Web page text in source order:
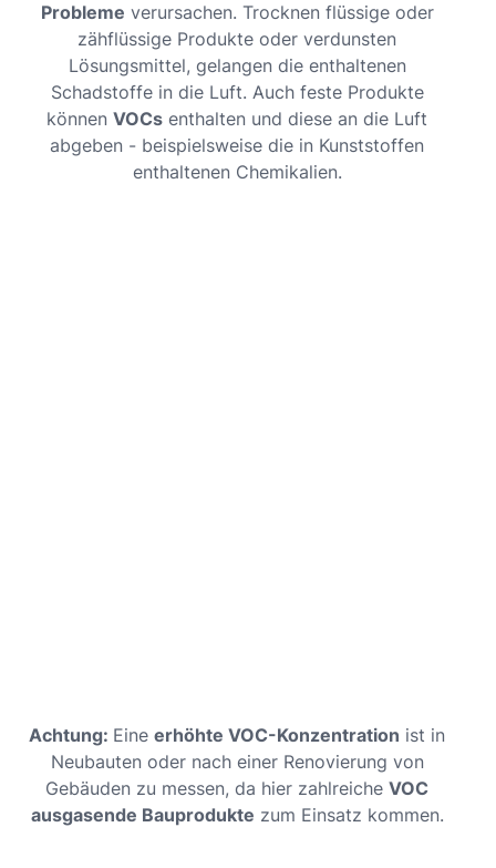
Probleme verursachen. Trocknen flüssige oder
zähflüssige Produkte oder verdunsten
Lösungsmittel, gelangen die enthaltenen
Schadstoffe in die Luft. Auch feste Produkte
können VOCs enthalten und diese an die Luft
abgeben - beispielsweise die in Kunststoffen
enthaltenen Chemikalien.
Achtung: Eine erhöhte VOC-Konzentration ist in
Neubauten oder nach einer Renovierung von
Gebäuden zu messen, da hier zahlreiche VOC
ausgasende Bauprodukte zum Einsatz kommen.